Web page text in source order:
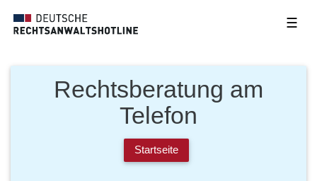
☰
Rechtsberatung am
Telefon
Startseite